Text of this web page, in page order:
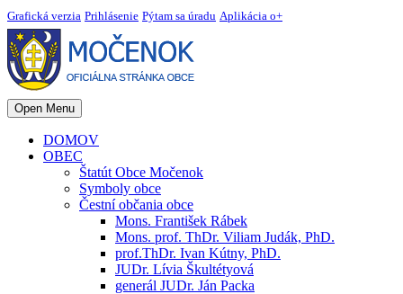
Grafická verzia Prihlásenie Pýtam sa úradu Aplikácia o+
Open Menu
DOMOV
OBEC
Štatút Obce Močenok
Symboly obce
Čestní občania obce
Mons. František Rábek
Mons. prof. ThDr. Viliam Judák, PhD.
prof.ThDr. Ivan Kútny, PhD.
JUDr. Lívia Škultétyová
generál JUDr. Ján Packa